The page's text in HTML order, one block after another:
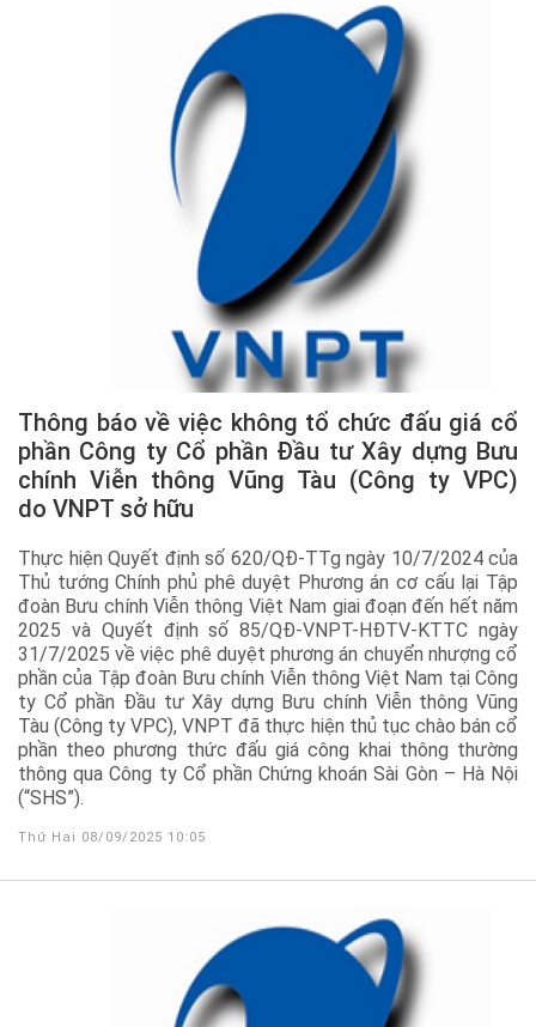
Thông báo về việc không tổ chức đấu giá cổ
phần Công ty Cổ phần Đầu tư Xây dựng Bưu
chính Viễn thông Vũng Tàu (Công ty VPC)
do VNPT sở hữu
Thực hiện Quyết định số 620/QĐ-TTg ngày 10/7/2024 của
Thủ tướng Chính phủ phê duyệt Phương án cơ cấu lại Tập
đoàn Bưu chính Viễn thông Việt Nam giai đoạn đến hết năm
2025 và Quyết định số 85/QĐ-VNPT-HĐTV-KTTC ngày
31/7/2025 về việc phê duyệt phương án chuyển nhượng cổ
phần của Tập đoàn Bưu chính Viễn thông Việt Nam tại Công
ty Cổ phần Đầu tư Xây dựng Bưu chính Viễn thông Vũng
Tàu (Công ty VPC), VNPT đã thực hiện thủ tục chào bán cổ
phần theo phương thức đấu giá công khai thông thường
thông qua Công ty Cổ phần Chứng khoán Sài Gòn – Hà Nội
(“SHS”).
Thứ Hai 08/09/2025 10:05